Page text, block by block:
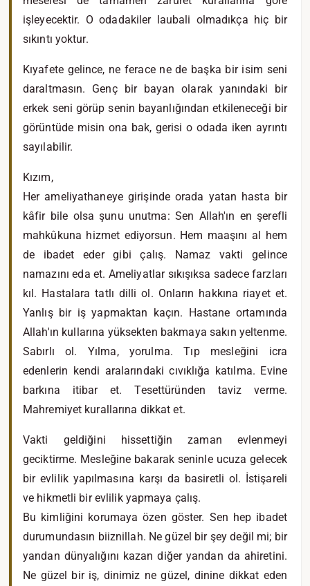
işleyecektir. O odadakiler laubali olmadıkça hiç bir
sıkıntı yoktur.
Kıyafete gelince, ne ferace ne de başka bir isim seni
daraltmasın. Genç bir bayan olarak yanındaki bir
erkek seni görüp senin bayanlığından etkileneceği bir
görüntüde misin ona bak, gerisi o odada iken ayrıntı
sayılabilir.
Kızım,
Her ameliyathaneye girişinde orada yatan hasta bir
kâfir bile olsa şunu unutma: Sen Allah'ın en şerefli
mahkûkuna hizmet ediyorsun. Hem maaşını al hem
de ibadet eder gibi çalış. Namaz vakti gelince
namazını eda et. Ameliyatlar sıkışıksa sadece farzları
kıl. Hastalara tatlı dilli ol. Onların hakkına riayet et.
Yanlış bir iş yapmaktan kaçın. Hastane ortamında
Allah'ın kullarına yüksekten bakmaya sakın yeltenme.
Sabırlı ol. Yılma, yorulma. Tıp mesleğini icra
edenlerin kendi aralarındaki cıvıklığa katılma. Evine
barkına itibar et. Tesettüründen taviz verme.
Mahremiyet kurallarına dikkat et.
Vakti geldiğini hissettiğin zaman evlenmeyi
geciktirme. Mesleğine bakarak seninle ucuza gelecek
bir evlilik yapılmasına karşı da basiretli ol. İstişareli
ve hikmetli bir evlilik yapmaya çalış.
Bu kimliğini korumaya özen göster. Sen hep ibadet
durumundasın biiznillah. Ne güzel bir şey değil mi; bir
yandan dünyalığını kazan diğer yandan da ahiretini.
Ne güzel bir iş, dinimiz ne güzel, dinine dikkat eden